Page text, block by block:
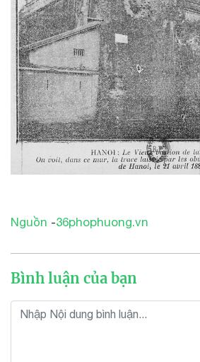
Nguồn -36phophuong.vn
Bình luận của bạn